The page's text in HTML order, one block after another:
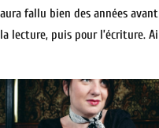
aura fallu bien des années
la lecture, puis pour l’écriture.